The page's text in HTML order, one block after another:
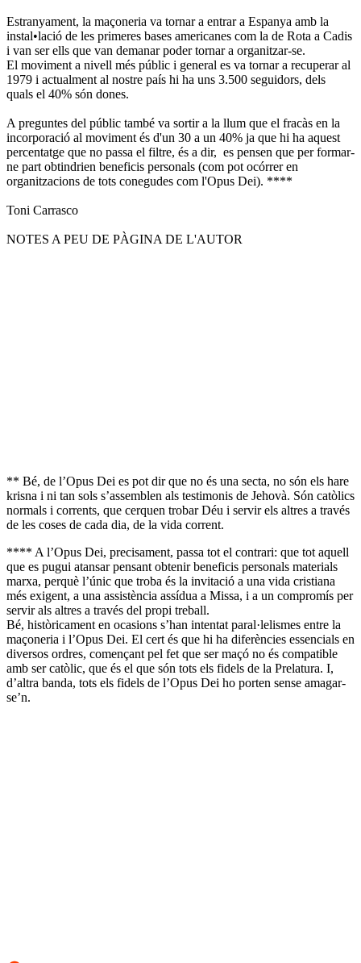
Estranyament, la maçoneria va tornar a entrar a Espanya amb la
instal•lació de les primeres bases americanes com la de Rota a Cadis
i van ser ells que van demanar poder tornar a organitzar-se.
El moviment a nivell més públic i general es va tornar a recuperar al
1979 i actualment al nostre país hi ha uns 3.500 seguidors, dels
quals el 40% són dones.
A preguntes del públic també va sortir a la llum que el fracàs en la
incorporació al moviment és d'un 30 a un 40% ja que hi ha aquest
percentatge que no passa el filtre, és a dir, es pensen que per formar-
ne part obtindrien beneficis personals (com pot ocórrer en
organitzacions de tots conegudes com l'Opus Dei). ****
Toni Carrasco
NOTES A PEU DE PÀGINA DE L'AUTOR
** Bé, de l’Opus Dei es pot dir que no és una secta, no són els hare
krisna i ni tan sols s’assemblen als testimonis de Jehovà. Són catòlics
normals i corrents, que cerquen trobar Déu i servir els altres a través
de les coses de cada dia, de la vida corrent.
**** A l’Opus Dei, precisament, passa tot el contrari: que tot aquell
que es pugui atansar pensant obtenir beneficis personals materials
marxa, perquè l’únic que troba és la invitació a una vida cristiana
més exigent, a una assistència assídua a Missa, i a un compromís per
servir als altres a través del propi treball.
Bé, històricament en ocasions s’han intentat paral·lelismes entre la
maçoneria i l’Opus Dei. El cert és que hi ha diferències essencials en
diversos ordres, començant pel fet que ser maçó no és compatible
amb ser catòlic, que és el que són tots els fidels de la Prelatura. I,
d’altra banda, tots els fidels de l’Opus Dei ho porten sense amagar-
se’n.